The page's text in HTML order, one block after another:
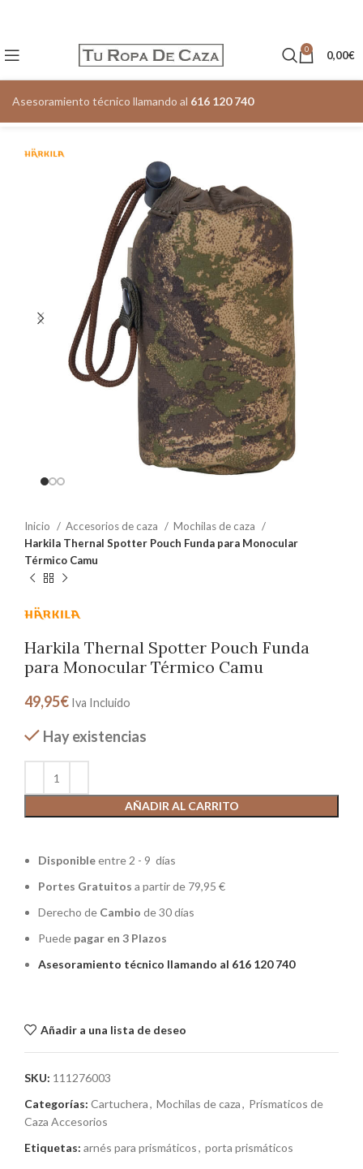
0 0,00€
Asesoramiento técnico llamando al 616 120 740
Inicio Accesorios de caza
Mochilas de caza
Harkila Thernal Spotter Pouch Funda para Monocular
Térmico Camu
Harkila Thernal Spotter Pouch Funda
para Monocular Térmico Camu
49,95€ Iva Incluido
Hay existencias
AÑADIR AL CARRITO
Disponibleentre 2 - 9 días
Portes Gratuitos a partir de 79,95 €
Derecho de Cambio de 30 días
Puede pagar en 3 Plazos
Asesoramiento técnico llamando al 616 120 740
Añadir a una lista de deseo
SKU: 111276003
Categorías: Cartuchera, Mochilas de caza, Prísmaticos de
Caza Accesorios
Etiquetas: arnés para prismáticos, porta prismáticos